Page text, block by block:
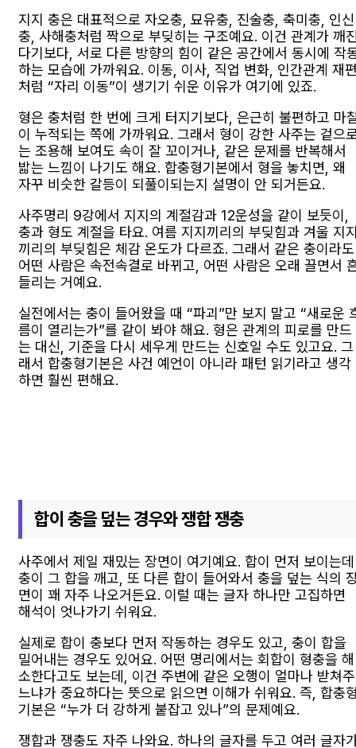
지지 충은 대표적으로 자오충, 묘유충, 진술충, 축미충, 인신
충, 사해충처럼 짝으로 부딪히는 구조예요. 이건 관계가 깨
다기보다, 서로 다른 방향의 힘이 같은 공간에서 동시에 작
하는 모습에 가까워요. 이동, 이사, 직업 변화, 인간관계 재
처럼 “자리 이동”이 생기기 쉬운 이유가 여기에 있죠.
형은 충처럼 한 번에 크게 터지기보다, 은근히 불편하고 마
이 누적되는 쪽에 가까워요. 그래서 형이 강한 사주는 겉으
는 조용해 보여도 속이 잘 꼬이거나, 같은 문제를 반복해서
밟는 느낌이 나기도 해요. 합충형기본에서 형을 놓치면, 왜
자꾸 비슷한 갈등이 되풀이되는지 설명이 안 되거든요.
사주명리 9강에서 지지의 계절감과 12운성을 같이 보듯이,
충과 형도 계절을 타요. 여름 지지끼리의 부딪힘과 겨울 지
끼리의 부딪힘은 체감 온도가 다르죠. 그래서 같은 충이라도
어떤 사람은 속전속결로 바뀌고, 어떤 사람은 오래 끌면서
들리는 거예요.
실전에서는 충이 들어왔을 때 “파괴”만 보지 말고 “새로운
름이 열리는가”를 같이 봐야 해요. 형은 관계의 피로를 만드
는 대신, 기준을 다시 세우게 만드는 신호일 수도 있고요. 그
래서 합충형기본은 사건 예언이 아니라 패턴 읽기라고 생각
하면 훨씬 편해요.
합이 충을 덮는 경우와 쟁합 쟁충
사주에서 제일 재밌는 장면이 여기예요. 합이 먼저 보이는데
충이 그 합을 깨고, 또 다른 합이 들어와서 충을 덮는 식의
면이 꽤 자주 나오거든요. 이럴 때는 글자 하나만 고집하면
해석이 엇나가기 쉬워요.
실제로 합이 충보다 먼저 작동하는 경우도 있고, 충이 합을
밀어내는 경우도 있어요. 어떤 명리에서는 회합이 형충을 해
소한다고도 보는데, 이건 주변에 같은 오행이 얼마나 받쳐주
느냐가 중요하다는 뜻으로 읽으면 이해가 쉬워요. 즉, 합충
기본은 “누가 더 강하게 붙잡고 있나”의 문제예요.
쟁합과 쟁충도 자주 나와요. 하나의 글자를 두고 여러 글자